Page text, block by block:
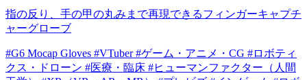
指の反り、手の甲の丸みまで再現できるフィンガーキャプチ
ャーグローブ
#G6 Mocap Gloves #VTuber #ゲーム・アニメ・CG #ロボティ
クス・ドローン #医療・臨床 #ヒューマンファクター（人間